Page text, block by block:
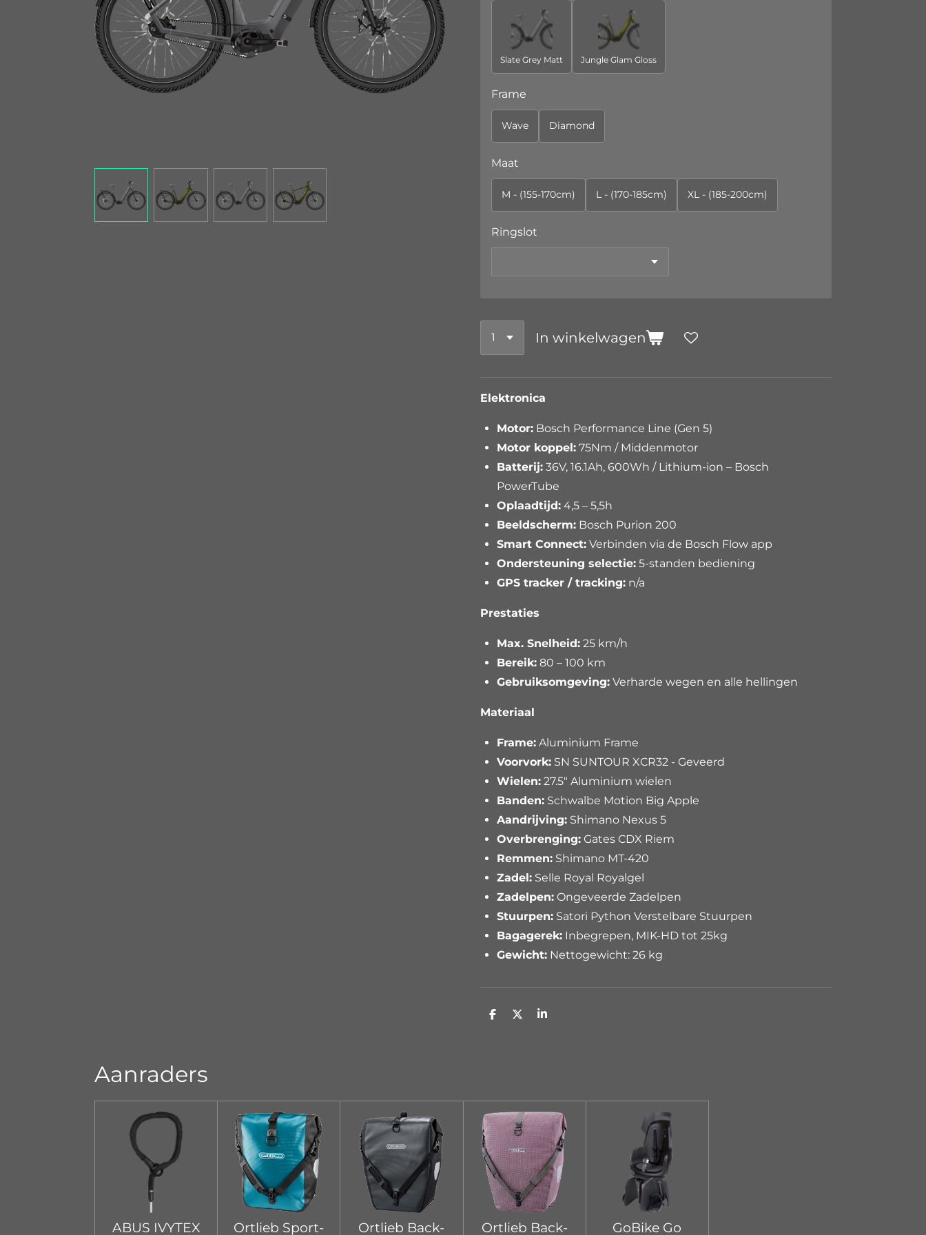
Slate Grey Matt Jungle Glam Gloss
Frame
Wave Diamond
Maat
M - (155-170cm) L - (170-185cm) XL - (185-200cm)
Ringslot
In winkelwagen
Elektronica
Motor: Bosch Performance Line (Gen 5)
Motor koppel: 75Nm / Middenmotor
Batterij: 36V, 16.1Ah, 600Wh / Lithium-ion – Bosch
PowerTube
Oplaadtijd: 4,5 – 5,5h
Beeldscherm: Bosch Purion 200
Smart Connect: Verbinden via de Bosch Flow app
Ondersteuning selectie: 5-standen bediening
GPS tracker / tracking: n/a
Prestaties
Max. Snelheid: 25 km/h
Bereik: 80 – 100 km
Gebruiksomgeving: Verharde wegen en alle hellingen
Materiaal
Frame: Aluminium Frame
Voorvork: SN SUNTOUR XCR32 - Geveerd
Wielen: 27.5" Aluminium wielen
Banden: Schwalbe Motion Big Apple
Aandrijving: Shimano Nexus 5
Overbrenging: Gates CDX Riem
Remmen: Shimano MT-420
Zadel: Selle Royal Royalgel
Zadelpen: Ongeveerde Zadelpen
Stuurpen: Satori Python Verstelbare Stuurpen
Bagagerek: Inbegrepen, MIK-HD tot 25kg
Gewicht: Nettogewicht: 26 kg
D
D
S
Aanraders
ABUS IVYTEX
Ortlieb Sport-
Ortlieb Back-
Ortlieb Back-
GoBike Go